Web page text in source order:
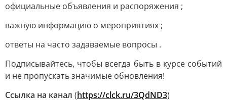
официальные объявления и распоряжения ;
важную информацию о мероприятиях ;
ответы на часто задаваемые вопросы .
Подписывайтесь, чтобы всегда быть в курсе событий
и не пропускать значимые обновления!
Ссылка на канал (https://clck.ru/3QdND3)